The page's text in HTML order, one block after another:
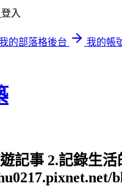
登入
的部落格後台
我的帳
記事 2.記錄生